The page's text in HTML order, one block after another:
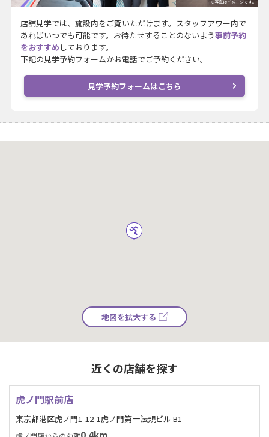
※写真はイメージです。
店舗見学では、施設内をご覧いただけます。スタッフアワー内で
あればいつでも可能です。お待たせすることのないよう事前予約
をおすすめ しております。
下記の見学予約フォームかお電話でご予約ください。
見学予約フォームはこちら
地図を拡大する
近くの店舗を探す
虎ノ門駅前店
東京都港区虎ノ門1-12-1虎ノ門第一法規ビル B1